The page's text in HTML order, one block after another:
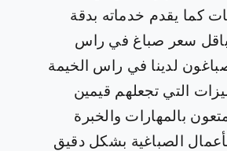
كما يقدم خدماته بدقة
سعر صباغ في راس
لدينا في راس الخيمة
التي تجعلهم قيمين
بالمهارات والخبرة
الصباغية بشكل دقيق